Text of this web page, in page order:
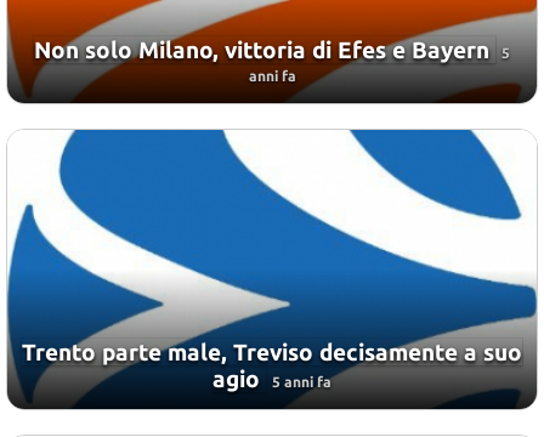
Non solo Milano, vittoria di Efes e Bayern 5
anni fa
Trento parte male, Treviso decisamente a suo
agio
5 anni fa